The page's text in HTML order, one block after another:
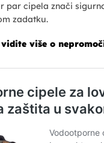
par cipela znači
zadatku.
više o